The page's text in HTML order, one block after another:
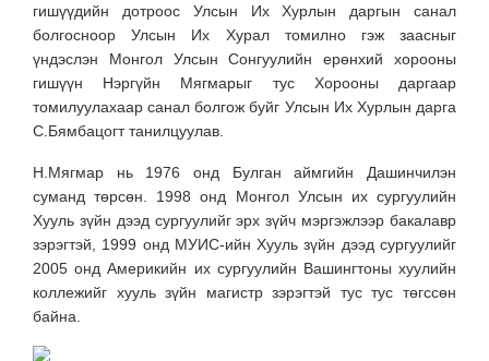
гишүүдийн дотроос Улсын Их Хурлын даргын санал
болгосноор Улсын Их Хурал томилно гэж заасныг
үндэслэн Монгол Улсын Сонгуулийн ерөнхий хорооны
гишүүн Нэргүйн Мягмарыг тус Хорооны даргаар
томилуулахаар санал болгож буйг Улсын Их Хурлын дарга
С.Бямбацогт танилцуулав.
Н.Мягмар нь 1976 онд Булган аймгийн Дашинчилэн
суманд төрсөн. 1998 онд Монгол Улсын их сургуулийн
Хууль зүйн дээд сургуулийг эрх зүйч мэргэжлээр бакалавр
зэрэгтэй, 1999 онд МУИС-ийн Хууль зүйн дээд сургуулийг
2005 онд Америкийн их сургуулийн Вашингтоны хуулийн
коллежийг хууль зүйн магистр зэрэгтэй тус тус төгссөн
байна.